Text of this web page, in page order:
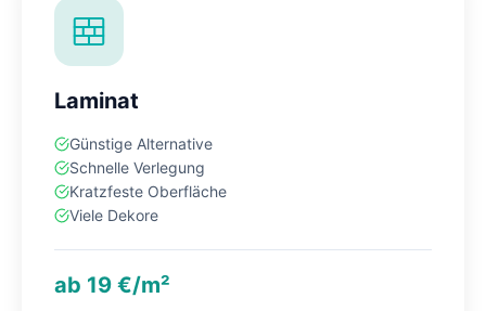
Laminat
Günstige Alternative
Schnelle Verlegung
Kratzfeste Oberfläche
Viele Dekore
ab 19 €/m²